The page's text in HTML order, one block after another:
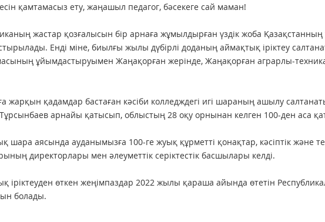
қамтамасыз ету, жаңашыл педагог, бәсекеге сай маман!
жастар қозғалысын бір арнаға жұмылдырған үздік жоба Қазақстанның
Енді міне, биылғы жылы дүбірлі доданың аймақтық іріктеу
ұйымдастыруымен Жаңақорған жерінде, Жаңақорған аграрлы-
жарқын қадамдар бастаған кәсіби колледждегі игі шараның ашылу
арнайы қатысып, облыстың 28 оқу орнынан келген 100-ден аса
шара аясында ауданымызға 100-ге жуық құрметті қонақтар, кәсіптік және
директорлары мен әлеуметтік серіктестік басшылары келді.
іріктеуден өткен жеңімпаздар 2022 жылы қараша айында өтетін
болады.